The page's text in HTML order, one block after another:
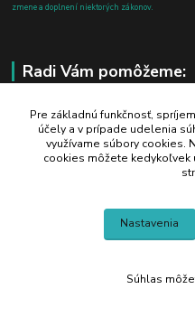
zmene a doplnení niektorých zákonov.
Radi Vám pomôžeme:
+421 908 700 612
po-pia: 8.00 - 16.00
business@jtf.sk
Pre základnú funkčnosť,
účely a v prípade udelenia
využívame súbory cookies.
cookies môžete kedykoľvek
Nastavenia
Súhlas